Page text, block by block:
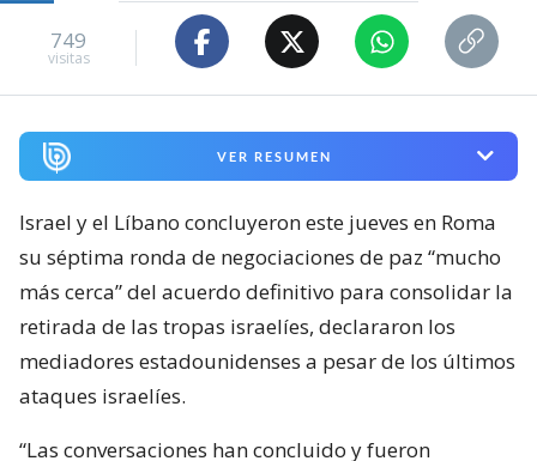
749
visitas
VER RESUMEN
Israel y el Líbano concluyeron este jueves en Roma
su séptima ronda de negociaciones de paz “mucho
más cerca” del acuerdo definitivo para consolidar la
retirada de las tropas israelíes, declararon los
mediadores estadounidenses a pesar de los últimos
ataques israelíes.
“Las conversaciones han concluido y fueron